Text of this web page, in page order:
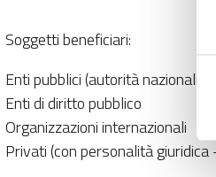
Soggetti beneficiari:
Enti pubblici (autorità nazionali/
Enti di diritto pubblico
Organizzazioni internazionali
Privati (con personalità giuridica